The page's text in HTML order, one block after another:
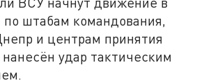
по штабам командования,
и центрам принятия
удар тактическим